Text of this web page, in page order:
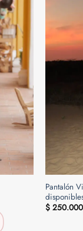
Pantalón
$250.000